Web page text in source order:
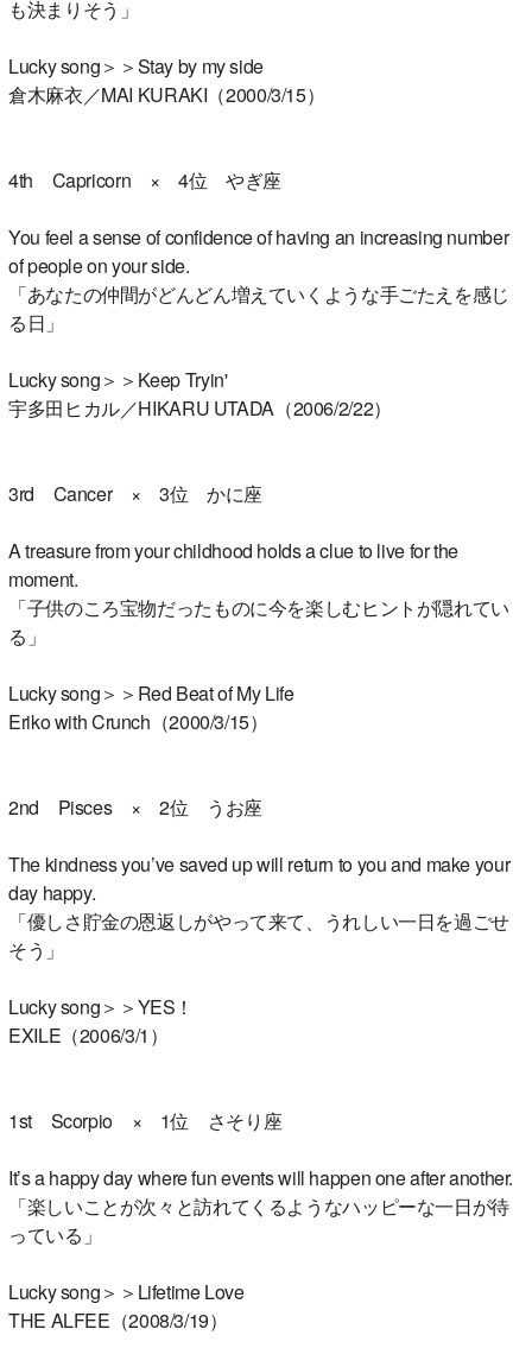
も決まりそう」
Lucky song＞＞Stay by my side
倉木麻衣／MAI KURAKI（2000/3/15）
4th Capricorn × 4位 やぎ座
You feel a sense of confidence of having an increasing number
of people on your side.
「あなたの仲間がどんどん増えていくような手ごたえを感じ
る日」
Lucky song＞＞Keep Tryin'
宇多田ヒカル／HIKARU UTADA（2006/2/22）
3rd Cancer × 3位 かに座
A treasure from your childhood holds a clue to live for the
moment.
「子供のころ宝物だったものに今を楽しむヒントが隠れてい
る」
Lucky song＞＞Red Beat of My Life
Eriko with Crunch（2000/3/15）
2nd Pisces × 2位 うお座
The kindness you’ve saved up will return to you and make your
day happy.
「優しさ貯金の恩返しがやって来て、うれしい一日を過ごせ
そう」
Lucky song＞＞YES！
EXILE（2006/3/1）
1st Scorpio × 1位 さそり座
It’s a happy day where fun events will happen one after another.
「楽しいことが次々と訪れてくるようなハッピーな一日が待
っている」
Lucky song＞＞Lifetime Love
THE ALFEE（2008/3/19）